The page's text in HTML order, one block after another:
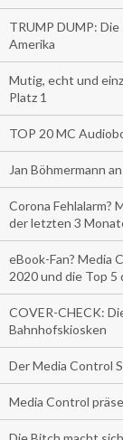
TRUMP DUMP:
Amerika
Mutig, echt und
Platz 1
TOP 20 MC
Jan Böhmermann
Corona Fehlalarm?
der letzten 3
eBook-Fan? Media
2020 und die Top
COVER-CHECK:
Bahnhofskiosken
Der Media Control
Media Control